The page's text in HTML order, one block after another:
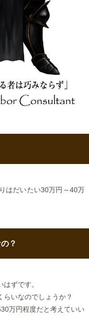
はだいたい30万円～40万
？
ずです。
らいなのでしょうか？
万円程度だと考えていい